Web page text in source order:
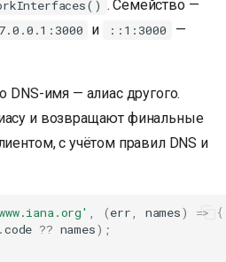
. Семейство —
и ::1:3000
—
DNS-имя — алиас другого.
и возвращают финальные
с учётом правил DNS и
(err names) =>
{
.code ?? names);